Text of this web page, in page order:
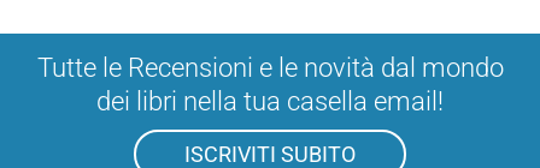
Tutte le Recensioni e le novità dal mondo
dei libri nella tua casella email!
ISCRIVITI SUBITO